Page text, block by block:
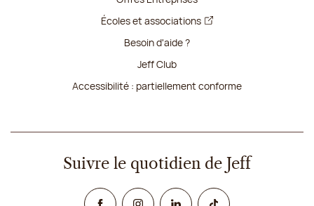
Écoles et associations
Besoin d'aide ?
Jeff Club
Accessibilité : partiellement conforme
Suivre le quotidien de Jeff